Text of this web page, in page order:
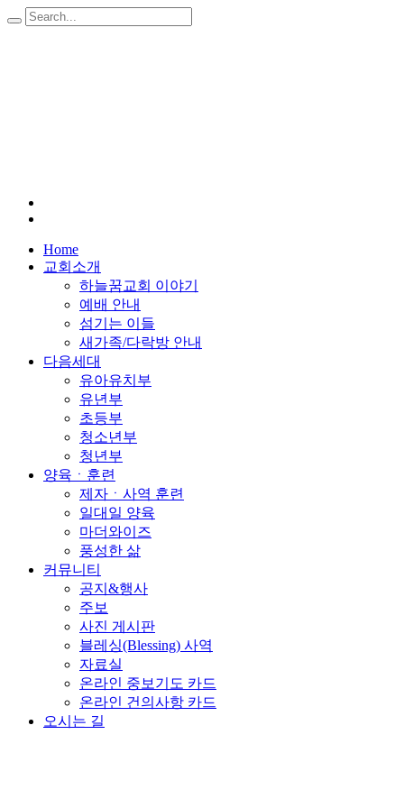
Home
교회소개
하늘꿈교회 이야기
예배 안내
섬기는 이들
새가족/다락방 안내
다음세대
유아유치부
유년부
초등부
청소년부
청년부
양육ㆍ훈련
제자ㆍ사역 훈련
일대일 양육
마더와이즈
풍성한 삶
커뮤니티
공지&행사
주보
사진 게시판
블레싱(Blessing) 사역
자료실
온라인 중보기도 카드
온라인 건의사항 카드
오시는 길